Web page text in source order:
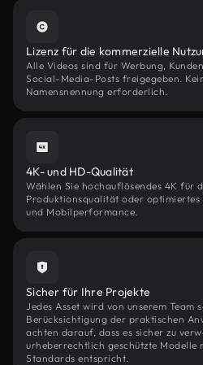
Lizenz für die kommerzielle
Alle Videos sind für Werbung,
Social-Media-Posts freigegeben.
Namensnennung erforderlich.
4K- und HD-Qualität
Wählen Sie hochauflösendes 4K für
Produktionsqualität oder optimiertes
und Mobilperformance.
Sicher für Ihre Projekte
Jedes Asset wird von unserem Team
Berücksichtigung der praktischen
achten darauf, dass es sicher zu
urheberrechtlich geschützte Modelle
Standards entspricht.